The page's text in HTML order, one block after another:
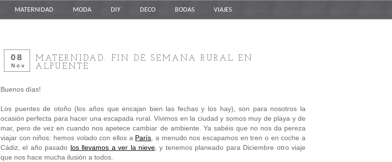
MATERNIDAD MODA DIY DECO BODAS VIAJES
08
Nov
MATERNIDAD: FIN DE SEMANA RURAL EN
ALPUENTE
Buenos días!
Los puentes de otoño (los años que encajan bien las fechas y los hay), son para nosotros la
ocasión perfecta para hacer una escapada rural. Vivimos en la ciudad y somos muy de playa y de
mar, pero de vez en cuando nos apetece cambiar de ambiente. Ya sabéis que no nos da pereza
viajar con niños: hemos volado con ellos a París , a menudo nos escapamos en tren o en coche a
Cádiz, el año pasado los llevamos a ver la nieve, y tenemos planeado para Diciembre otro viaje
que nos hace mucha ilusión a todos.